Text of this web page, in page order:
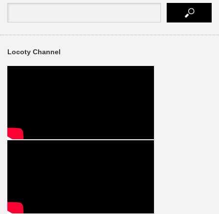
Locoty Channel